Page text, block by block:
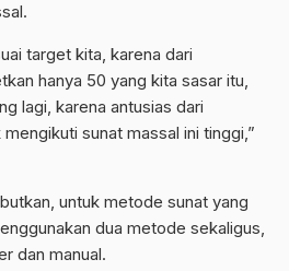
target kita, karena dari
hanya 50 yang kita sasar itu,
lagi, karena antusias dari
sunat massal ini tinggi,”
untuk metode sunat yang
dua metode sekaligus,
dan manual.